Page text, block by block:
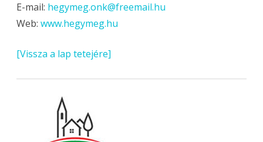
E-mail: hegymeg.onk@freemail.hu
Web: www.hegymeg.hu
[Vissza a lap tetejére]